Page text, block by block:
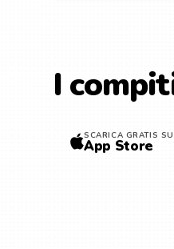
I
SCARICA GRATIS SU
App Store